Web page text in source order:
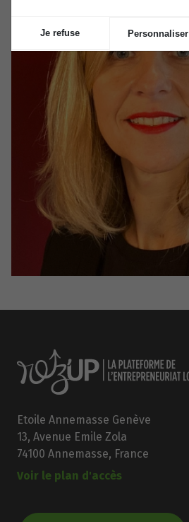
Etoile Annemasse Genève
13, Avenue Emile Zola
74100 Annemasse, France
Voir le plan d'accès
Je refuse Personnaliser